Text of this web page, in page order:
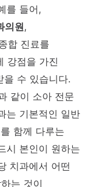
를 들어,
의원,
합 진료를
강점을 가진
을 수 있습니다.
같이 소아 전문
는 기본적인 일반
함께 다루는
시 본인이 원하는
치과에서 어떤
는 것이